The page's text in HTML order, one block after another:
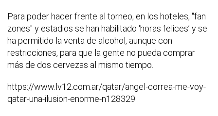
Para poder hacer frente al torneo, en los hoteles, "fan
zones" y estadios se han habilitado ‘horas felices’ y se
ha permitido la venta de alcohol, aunque con
restricciones, para que la gente no pueda comprar
más de dos cervezas al mismo tiempo.
https://www.lv12.com.ar/qatar/angel-correa-me-voy-
qatar-una-ilusion-enorme-n128329